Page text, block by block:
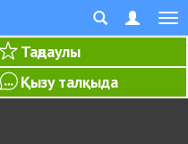
Таңдаулы
Қызу талқыда